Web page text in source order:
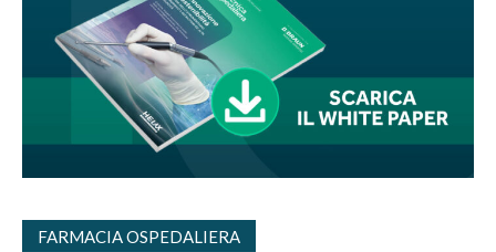
FARMACIA OSPEDALIERA